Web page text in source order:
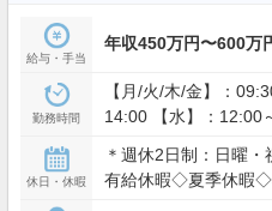
給与・手当
年収450万円〜600万
勤務時間
【月/火/木/金】：
14:00 【水】：12:00
休日・休暇
＊週休2日制：日曜
有給休暇◇夏季休暇◇